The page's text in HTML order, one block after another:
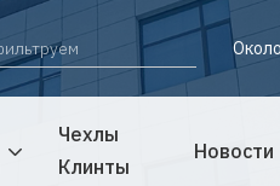
Чехлы
Клинты
Новости